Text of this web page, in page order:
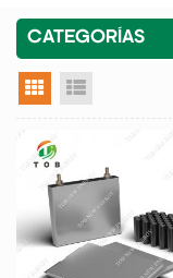
CATEGORÍAS
vista en cuadrícula